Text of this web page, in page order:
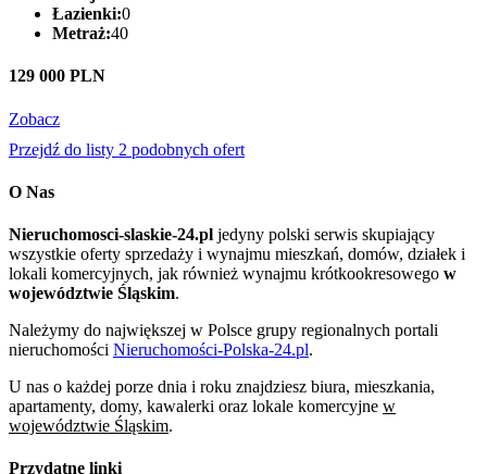
Łazienki:0
Metraż:40
129 000 PLN
Zobacz
Przejdź do listy 2 podobnych ofert
O Nas
Nieruchomosci-slaskie-24.pl jedyny polski serwis skupiający
wszystkie oferty sprzedaży i wynajmu mieszkań, domów, działek i
lokali komercyjnych, jak również wynajmu krótkookresowego w
województwie Śląskim.
Należymy do największej w Polsce grupy regionalnych portali
nieruchomości Nieruchomości-Polska-24.pl.
U nas o każdej porze dnia i roku znajdziesz biura, mieszkania,
apartamenty, domy, kawalerki oraz lokale komercyjne w
województwie Śląskim.
Przydatne linki